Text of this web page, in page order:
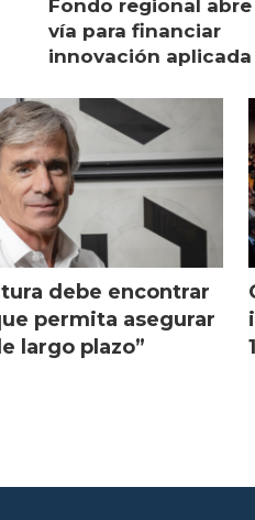
Fondo regional abre
vía para financiar
innovación aplicada
debe encontrar
permita asegurar
largo plazo”